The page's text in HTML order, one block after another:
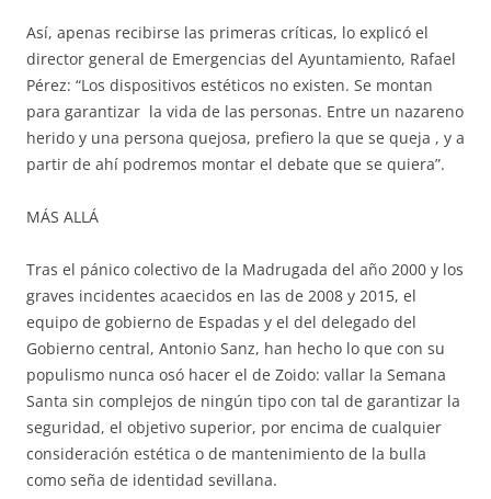
Así, apenas recibirse las primeras críticas, lo explicó el
director general de Emergencias del Ayuntamiento, Rafael
Pérez: “Los dispositivos estéticos no existen. Se montan
para garantizar la vida de las personas. Entre un nazareno
herido y una persona quejosa, prefiero la que se queja , y a
partir de ahí podremos montar el debate que se quiera”.
MÁS ALLÁ
Tras el pánico colectivo de la Madrugada del año 2000 y los
graves incidentes acaecidos en las de 2008 y 2015, el
equipo de gobierno de Espadas y el del delegado del
Gobierno central, Antonio Sanz, han hecho lo que con su
populismo nunca osó hacer el de Zoido: vallar la Semana
Santa sin complejos de ningún tipo con tal de garantizar la
seguridad, el objetivo superior, por encima de cualquier
consideración estética o de mantenimiento de la bulla
como seña de identidad sevillana.